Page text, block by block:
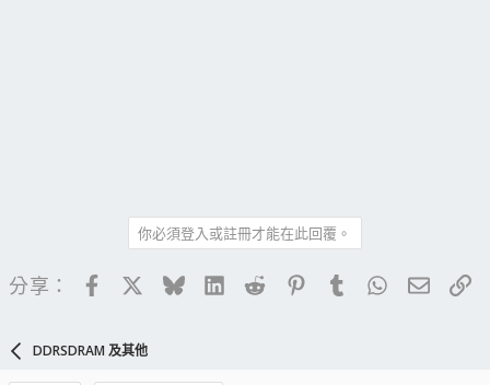
你必須登入或註冊才能在此回覆。
分享： FacebookBlueskyLinkedIn
Reddit PinterestTumblrWhatsApp
電子
DDRSDRAM 及其他